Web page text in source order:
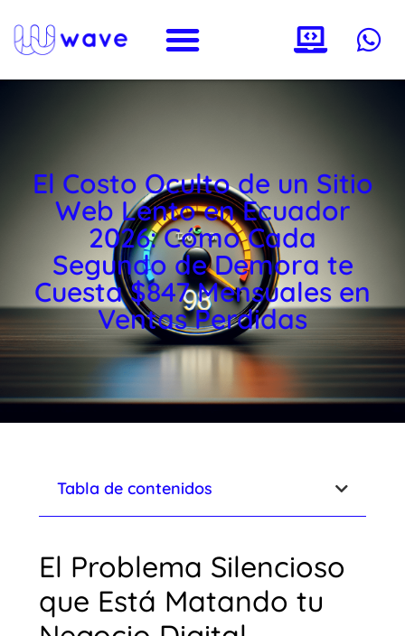
El Costo Oculto de un Sitio
Web Lento en Ecuador
2026: Cómo Cada
Segundo de Demora te
Cuesta $847 Mensuales en
Ventas Perdidas
Tabla de contenidos
El Problema Silencioso
que Está Matando tu